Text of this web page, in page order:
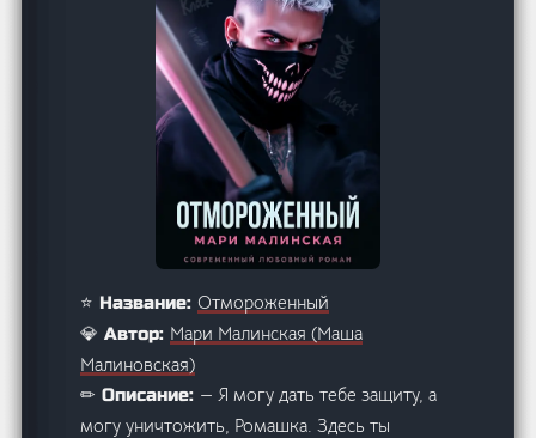
⭐ Название:Отмороженный
💎 Автор: Мари Малинская (Маша
Малиновская)
✏ Описание: — Я могу дать тебе защиту, а
могу уничтожить, Ромашка. Здесь ты